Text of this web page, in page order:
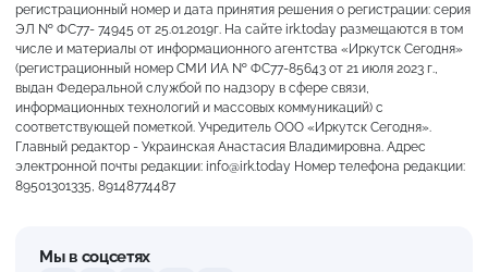
регистрационный номер и дата принятия решения о регистрации: серия
ЭЛ № ФС77- 74945 от 25.01.2019г. На сайте irk.today размещаются в том
числе и материалы от информационного агентства «Иркутск Сегодня»
(регистрационный номер СМИ ИА № ФС77-85643 от 21 июля 2023 г.,
выдан Федеральной службой по надзору в сфере связи,
информационных технологий и массовых коммуникаций) с
соответствующей пометкой. Учредитель ООО «Иркутск Сегодня».
Главный редактор - Украинская Анастасия Владимировна. Адрес
электронной почты редакции: info@irk.today Номер телефона редакции:
89501301335, 89148774487
Мы в соцсетях